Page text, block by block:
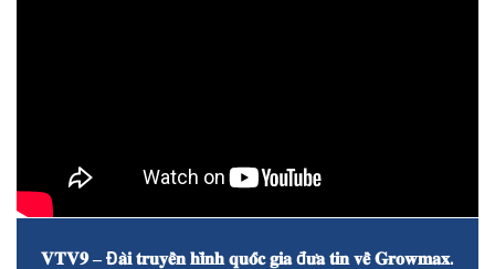
𝐕𝐓𝐕𝟗 – Đ𝐚̀𝐢 𝐭𝐫𝐮𝐲𝐞̂̀𝐧 𝐡𝐢̀𝐧𝐡 𝐪𝐮𝐨̂́𝐜 𝐠𝐢𝐚 đ𝐮̛𝐚 𝐭𝐢𝐧 𝐯𝐞̂̀ 𝐆𝐫𝐨𝐰𝐦𝐚𝐱.